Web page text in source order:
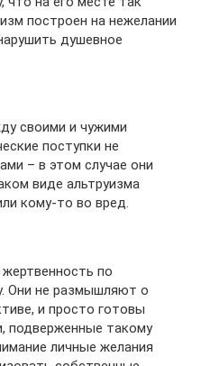
построен на нежелании
душевное
своими и чужими
поступки не
– в этом случае они
виде альтруизма
кому-то во вред.
по
Они не размышляют о
и просто готовы
подверженные такому
личные желания